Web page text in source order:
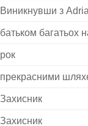
Виникнувши з
батьком багатьох
рок
прекрасними
Захисник
Захисник